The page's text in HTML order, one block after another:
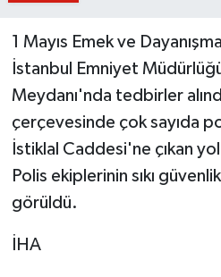
1 Mayıs Emek ve
İstanbul Emniyet
Meydanı'nda tedbirler
çerçevesinde çok sayıda
İstiklal Caddesi'ne çıkan
Polis ekiplerinin sıkı
görüldü.
İHA